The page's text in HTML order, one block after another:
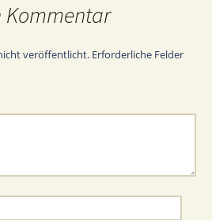
Kommentar
veröffentlicht. Erforderliche Felder